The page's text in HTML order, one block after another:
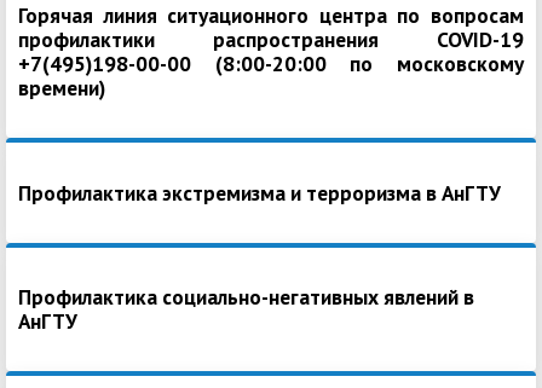
Горячая линия ситуационного центра по вопросам
профилактики распространения COVID-19
+7(495)198-00-00 (8:00-20:00 по московскому
времени)
Профилактика экстремизма и терроризма в АнГТУ
Профилактика социально-негативных явлений в
АнГТУ